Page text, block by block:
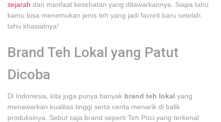
sejarah dan manfaat kesehatan yang ditawarkannya. Siapa tahu
kamu bisa menemukan jenis teh yang jadi favorit baru setelah
tahu khasiatnya!
Brand Teh Lokal yang Patut
Dicoba
Di Indonesia, kita juga punya banyak brand teh lokal yang
menawarkan kualitas tinggi serta cerita menarik di balik
produksinya. Sebut saja brand seperti Teh Poci yang terkenal